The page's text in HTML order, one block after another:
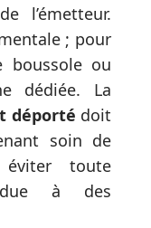
l’émetteur.
; pour
boussole ou
dédiée. La
déporté doit
soin de
éviter toute
à des